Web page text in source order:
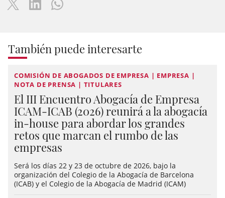
También puede interesarte
COMISIÓN DE ABOGADOS DE EMPRESA | EMPRESA |
NOTA DE PRENSA | TITULARES
El III Encuentro Abogacía de Empresa
ICAM-ICAB (2026) reunirá a la abogacía
in-house para abordar los grandes
retos que marcan el rumbo de las
empresas
Será los días 22 y 23 de octubre de 2026, bajo la
organización del Colegio de la Abogacía de Barcelona
(ICAB) y el Colegio de la Abogacía de Madrid (ICAM)